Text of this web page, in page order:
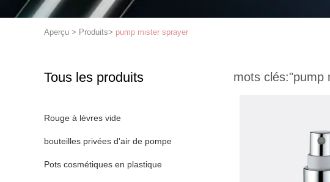
Aperçu > Produits> pump mister sprayer
Tous les produits
Rouge à lèvres vide
bouteilles privées d'air de pompe
Pots cosmétiques en plastique
mots clés:"pump